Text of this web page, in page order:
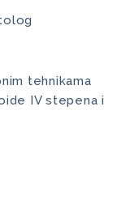
tehnikama
IV stepena i